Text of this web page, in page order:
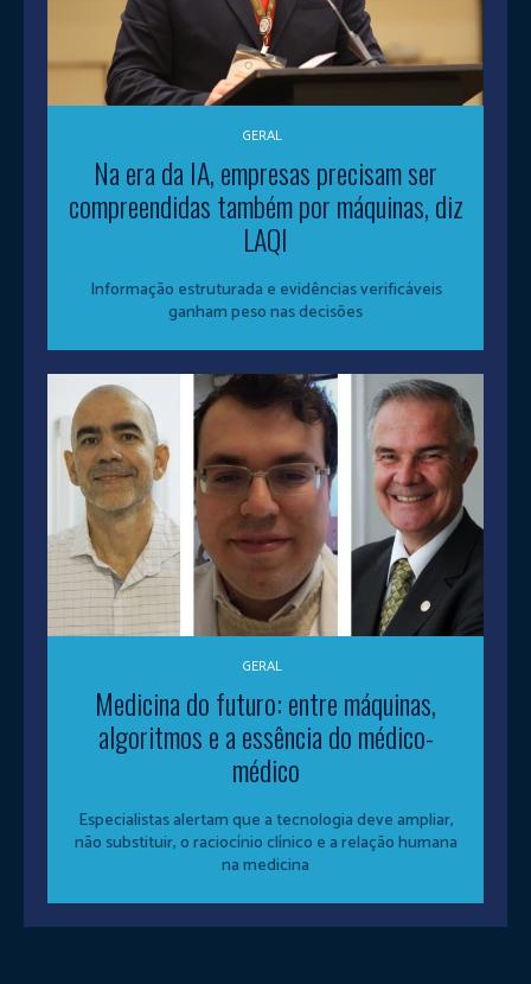
GERAL
Na era da IA, empresas precisam ser
compreendidas também por máquinas, diz
LAQI
Informação estruturada e evidências verificáveis
ganham peso nas decisões
GERAL
Medicina do futuro: entre máquinas,
algoritmos e a essência do médico-
médico
Especialistas alertam que a tecnologia deve ampliar,
não substituir, o raciocínio clínico e a relação humana
na medicina